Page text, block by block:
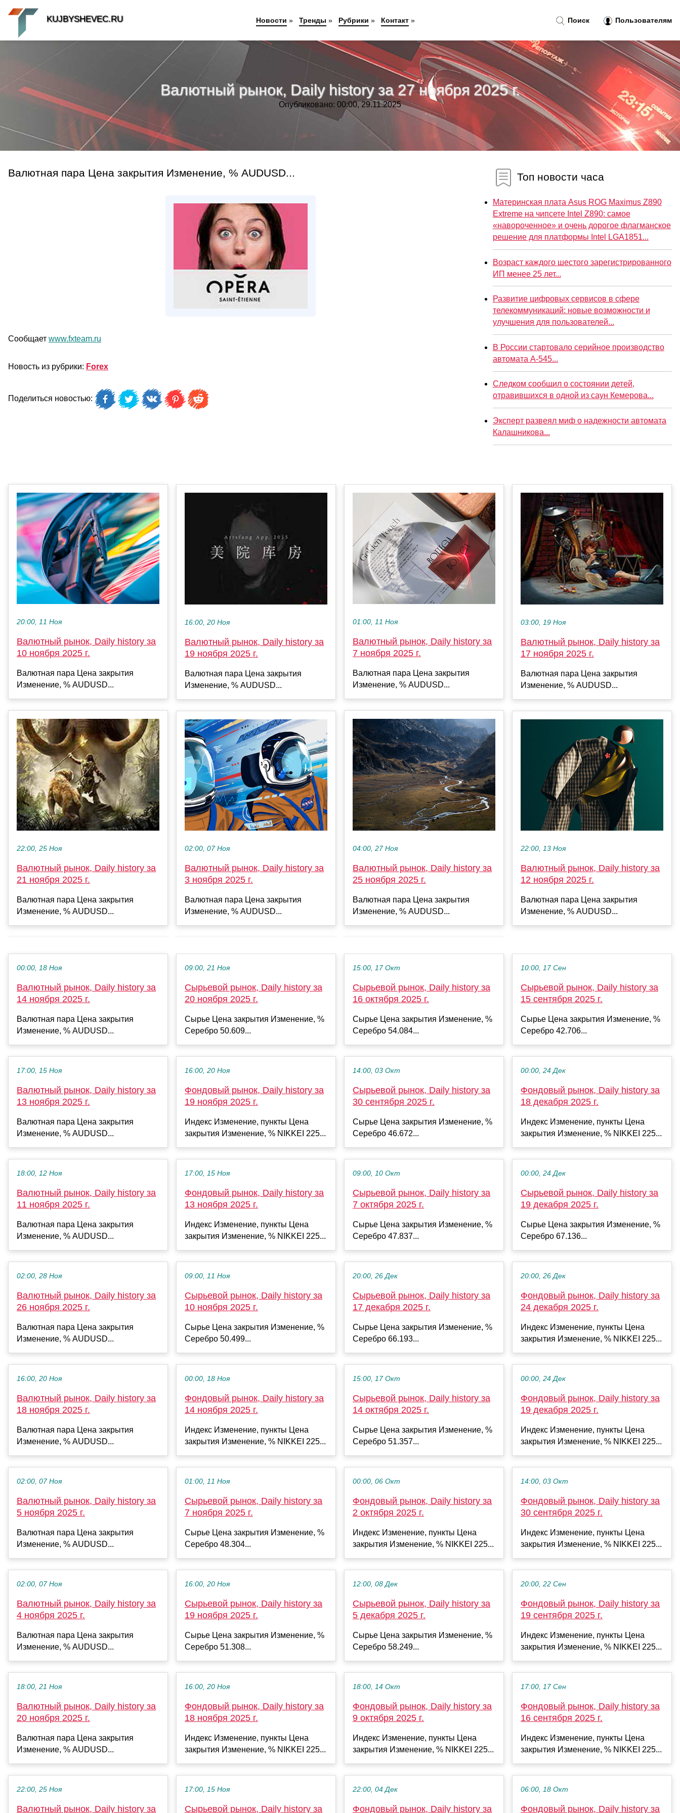
Валютный рынок, Daily history за 27 ноября 2025 г.
Опубликовано: 00:00, 29.11.2025
Валютная пара Цена закрытия Изменение, % AUDUSD...
Сообщает www.fxteam.ru
Новость из рубрики: Forex
Поделиться новостью:
Топ новости часа
Материнская плата Asus ROG Maximus Z890
Extreme на чипсете Intel Z890: самое
«навороченное» и очень дорогое флагманское
решение для платформы Intel LGA1851...
Возраст каждого шестого зарегистрированного
ИП менее 25 лет...
Развитие цифровых сервисов в сфере
телекоммуникаций: новые возможности и
улучшения для пользователей...
В России стартовало серийное производство
автомата А-545...
Следком сообщил о состоянии детей,
отравившихся в одной из саун Кемерова...
Эксперт развеял миф о надежности автомата
Калашникова...
20:00, 11 Ноя
Валютный рынок, Daily history за
10 ноября 2025 г.
Валютная пара Цена закрытия
Изменение, % AUDUSD...
22:00, 25 Ноя
Валютный рынок, Daily history за
21 ноября 2025 г.
Валютная пара Цена закрытия
Изменение, % AUDUSD...
16:00, 20 Ноя
Валютный рынок, Daily history за
19 ноября 2025 г.
Валютная пара Цена закрытия
Изменение, % AUDUSD...
02:00, 07 Ноя
Валютный рынок, Daily history за
3 ноября 2025 г.
Валютная пара Цена закрытия
Изменение, % AUDUSD...
01:00, 11 Ноя
Валютный рынок, Daily history за
7 ноября 2025 г.
Валютная пара Цена закрытия
Изменение, % AUDUSD...
04:00, 27 Ноя
Валютный рынок, Daily history за
25 ноября 2025 г.
Валютная пара Цена закрытия
Изменение, % AUDUSD...
03:00, 19 Ноя
Валютный рынок, Daily history за
17 ноября 2025 г.
Валютная пара Цена закрытия
Изменение, % AUDUSD...
22:00, 13 Ноя
Валютный рынок, Daily history за
12 ноября 2025 г.
Валютная пара Цена закрытия
Изменение, % AUDUSD...
00:00, 18 Ноя
Валютный рынок, Daily history за
14 ноября 2025 г.
Валютная пара Цена закрытия
Изменение, % AUDUSD...
17:00, 15 Ноя
Валютный рынок, Daily history за
13 ноября 2025 г.
Валютная пара Цена закрытия
Изменение, % AUDUSD...
18:00, 12 Ноя
Валютный рынок, Daily history за
11 ноября 2025 г.
Валютная пара Цена закрытия
Изменение, % AUDUSD...
02:00, 28 Ноя
Валютный рынок, Daily history за
26 ноября 2025 г.
Валютная пара Цена закрытия
Изменение, % AUDUSD...
16:00, 20 Ноя
Валютный рынок, Daily history за
18 ноября 2025 г.
Валютная пара Цена закрытия
Изменение, % AUDUSD...
02:00, 07 Ноя
Валютный рынок, Daily history за
5 ноября 2025 г.
Валютная пара Цена закрытия
Изменение, % AUDUSD...
02:00, 07 Ноя
Валютный рынок, Daily history за
4 ноября 2025 г.
Валютная пара Цена закрытия
Изменение, % AUDUSD...
18:00, 21 Ноя
Валютный рынок, Daily history за
20 ноября 2025 г.
Валютная пара Цена закрытия
Изменение, % AUDUSD...
22:00, 25 Ноя
Валютный рынок, Daily history за
09:00, 21 Ноя
Сырьевой рынок, Daily history за
20 ноября 2025 г.
Сырье Цена закрытия Изменение, %
Серебро 50.609...
16:00, 20 Ноя
Фондовый рынок, Daily history за
19 ноября 2025 г.
Индекс Изменение, пункты Цена
закрытия Изменение, % NIKKEI 225...
17:00, 15 Ноя
Фондовый рынок, Daily history за
13 ноября 2025 г.
Индекс Изменение, пункты Цена
закрытия Изменение, % NIKKEI 225...
09:00, 11 Ноя
Сырьевой рынок, Daily history за
10 ноября 2025 г.
Сырье Цена закрытия Изменение, %
Серебро 50.499...
00:00, 18 Ноя
Фондовый рынок, Daily history за
14 ноября 2025 г.
Индекс Изменение, пункты Цена
закрытия Изменение, % NIKKEI 225...
01:00, 11 Ноя
Сырьевой рынок, Daily history за
7 ноября 2025 г.
Сырье Цена закрытия Изменение, %
Серебро 48.304...
16:00, 20 Ноя
Сырьевой рынок, Daily history за
19 ноября 2025 г.
Сырье Цена закрытия Изменение, %
Серебро 51.308...
16:00, 20 Ноя
Фондовый рынок, Daily history за
18 ноября 2025 г.
Индекс Изменение, пункты Цена
закрытия Изменение, % NIKKEI 225...
17:00, 15 Ноя
Сырьевой рынок, Daily history за
15:00, 17 Окт
Сырьевой рынок, Daily history за
16 октября 2025 г.
Сырье Цена закрытия Изменение, %
Серебро 54.084...
14:00, 03 Окт
Сырьевой рынок, Daily history за
30 сентября 2025 г.
Сырье Цена закрытия Изменение, %
Серебро 46.672...
09:00, 10 Окт
Сырьевой рынок, Daily history за
7 октября 2025 г.
Сырье Цена закрытия Изменение, %
Серебро 47.837...
20:00, 26 Дек
Сырьевой рынок, Daily history за
17 декабря 2025 г.
Сырье Цена закрытия Изменение, %
Серебро 66.193...
15:00, 17 Окт
Сырьевой рынок, Daily history за
14 октября 2025 г.
Сырье Цена закрытия Изменение, %
Серебро 51.357...
00:00, 06 Окт
Фондовый рынок, Daily history за
2 октября 2025 г.
Индекс Изменение, пункты Цена
закрытия Изменение, % NIKKEI 225...
12:00, 08 Дек
Сырьевой рынок, Daily history за
5 декабря 2025 г.
Сырье Цена закрытия Изменение, %
Серебро 58.249...
18:00, 14 Окт
Фондовый рынок, Daily history за
9 октября 2025 г.
Индекс Изменение, пункты Цена
закрытия Изменение, % NIKKEI 225...
22:00, 04 Дек
Фондовый рынок, Daily history за
10:00, 17 Сен
Сырьевой рынок, Daily history за
15 сентября 2025 г.
Сырье Цена закрытия Изменение, %
Серебро 42.706...
00:00, 24 Дек
Фондовый рынок, Daily history за
18 декабря 2025 г.
Индекс Изменение, пункты Цена
закрытия Изменение, % NIKKEI 225...
00:00, 24 Дек
Сырьевой рынок, Daily history за
19 декабря 2025 г.
Сырье Цена закрытия Изменение, %
Серебро 67.136...
20:00, 26 Дек
Фондовый рынок, Daily history за
24 декабря 2025 г.
Индекс Изменение, пункты Цена
закрытия Изменение, % NIKKEI 225...
00:00, 24 Дек
Фондовый рынок, Daily history за
19 декабря 2025 г.
Индекс Изменение, пункты Цена
закрытия Изменение, % NIKKEI 225...
14:00, 03 Окт
Фондовый рынок, Daily history за
30 сентября 2025 г.
Индекс Изменение, пункты Цена
закрытия Изменение, % NIKKEI 225...
20:00, 22 Сен
Фондовый рынок, Daily history за
19 сентября 2025 г.
Индекс Изменение, пункты Цена
закрытия Изменение, % NIKKEI 225...
17:00, 17 Сен
Фондовый рынок, Daily history за
16 сентября 2025 г.
Индекс Изменение, пункты Цена
закрытия Изменение, % NIKKEI 225...
06:00, 18 Окт
Фондовый рынок, Daily history за
Поиск Пользователям
KUJBYSHEVEC.RU Новости » Тренды » Рубрики » Контакт»